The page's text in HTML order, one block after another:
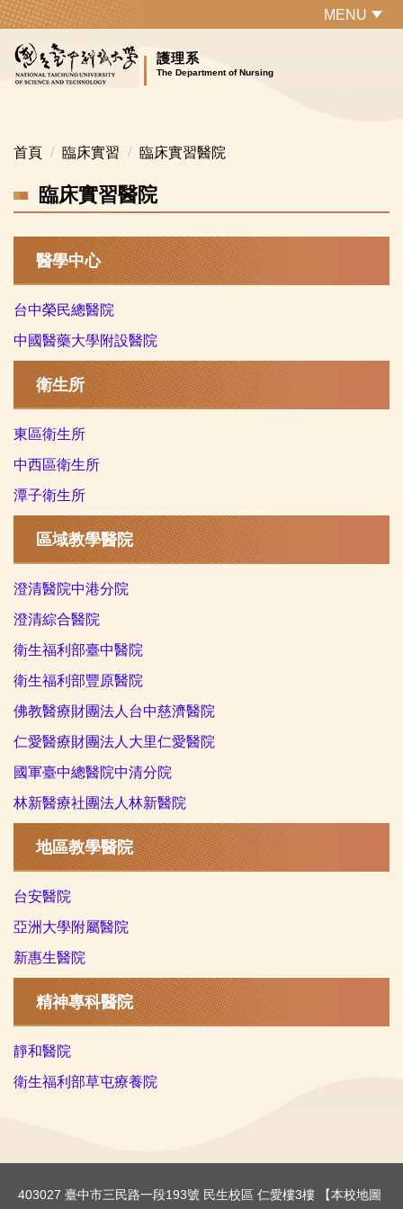
跳
主
要
區
護理系
The Department of Nursing
MENU
首頁 臨床實習 臨床實習醫院
臨床實習醫院
醫學中心
台中榮民總醫院
中國醫藥大學附設醫院
衛生所
東區衛生所
中西區衛生所
潭子衛生所
區域教學醫院
澄清醫院中港分院
澄清綜合醫院
衛生福利部臺中醫院
衛生福利部豐原醫院
佛教醫療財團法人台中慈濟醫院
仁愛醫療財團法人大里仁愛醫院
國軍臺中總醫院中清分院
林新醫療社團法人林新醫院
地區教學醫院
台安醫院
亞洲大學附屬醫院
新惠生醫院
精神專科醫院
靜和醫院
衛生福利部草屯療養院
403027 臺中市三民路一段193號 民生校區 仁愛樓3樓 【本校地圖